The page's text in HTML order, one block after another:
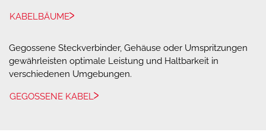
KABELBÄUME
Gegossene Steckverbinder, Gehäuse oder Umspritzungen
gewährleisten optimale Leistung und Haltbarkeit in
verschiedenen Umgebungen.
GEGOSSENE KABEL